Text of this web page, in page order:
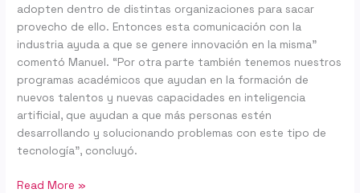
adopten dentro de distintas organizaciones para sacar
provecho de ello. Entonces esta comunicación con la
industria ayuda a que se genere innovación en la misma”
comentó Manuel. “Por otra parte también tenemos nuestros
programas académicos que ayudan en la formación de
nuevos talentos y nuevas capacidades en inteligencia
artificial, que ayudan a que más personas estén
desarrollando y solucionando problemas con este tipo de
tecnología”, concluyó.
Read More »